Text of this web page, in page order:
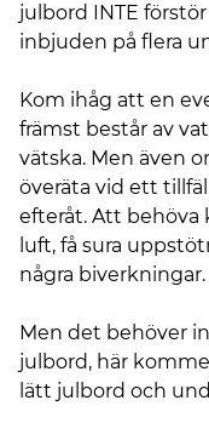
julbord INTE
inbjuden på flera
Kom ihåg att en
främst består av
vätska. Men även
överäta vid ett
efteråt. Att behöva
luft, få sura
några biverkningar.
Men det behöver
julbord, här
lätt julbord och